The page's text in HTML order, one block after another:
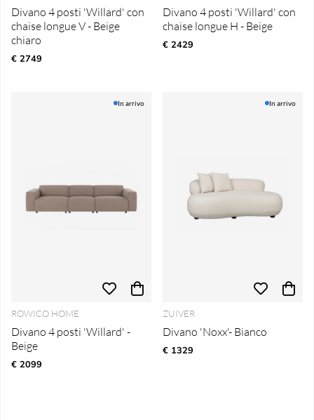
Divano 4 posti 'Willard' con
chaise longue V - Beige
chiaro
€ 2749
Divano 4 posti 'Willard' con
chaise longue H - Beige
€ 2429
In arrivo
ROWICO HOME
Divano 4 posti 'Willard' -
Beige
€ 2099
In arrivo
ZUIVER
Divano 'Noxx'- Bianco
€ 1329